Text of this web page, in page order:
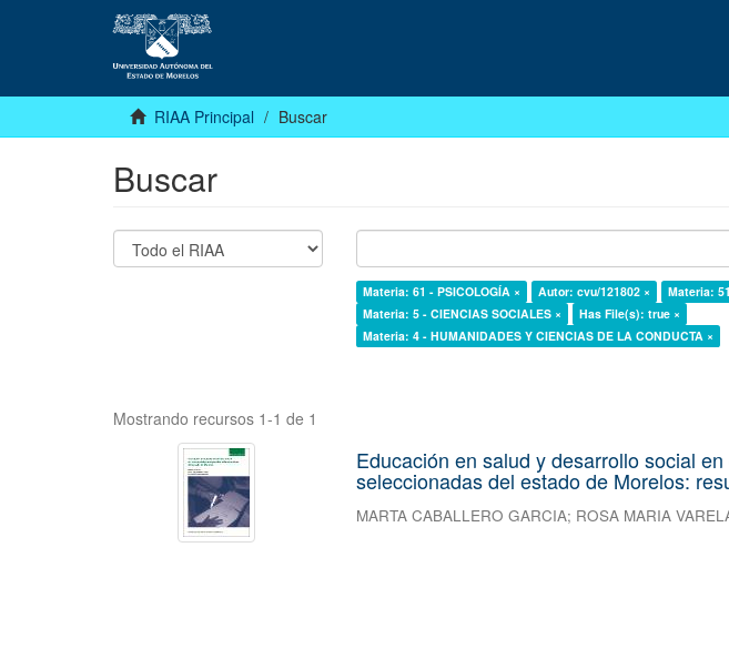
RIAA Principal Buscar
Buscar
Materia: 61 - PSICOLOGÍA × Autor: cvu/121802 × Materia:
Materia: 5 - CIENCIAS SOCIALES ×
Has File(s): true ×
Materia: 4 - HUMANIDADES Y CIENCIAS DE LA CONDUCTA ×
Mostrando recursos 1-1 de 1
Educación en salud y desarrollo social
seleccionadas del estado de Morelos:
MARTA CABALLERO GARCIA; ROSA MARIA